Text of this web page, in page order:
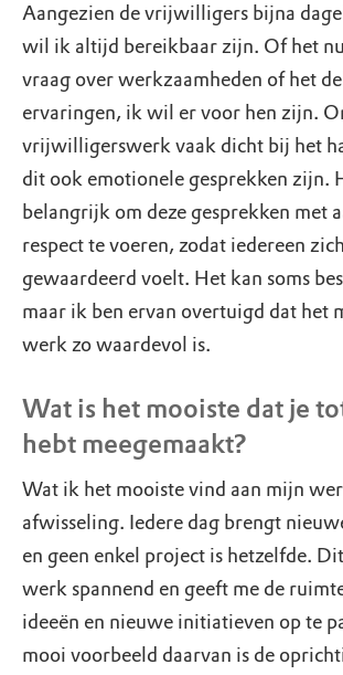
Aangezien de vrijwilligers bijna
wil ik altijd bereikbaar zijn. Of het
vraag over werkzaamheden of het
ervaringen, ik wil er voor hen zijn.
vrijwilligerswerk vaak dicht bij het
dit ook emotionele gesprekken zijn.
belangrijk om deze gesprekken met
respect te voeren, zodat iedereen
gewaardeerd voelt. Het kan soms
maar ik ben ervan overtuigd dat het
werk zo waardevol is.
Wat is het mooiste dat je
hebt meegemaakt?
Wat ik het mooiste vind aan mijn
afwisseling. Iedere dag brengt
en geen enkel project is hetzelfde.
werk spannend en geeft me de
ideeën en nieuwe initiatieven op te
mooi voorbeeld daarvan is de